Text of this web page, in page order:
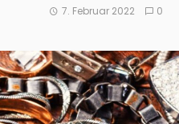
7. Februar 2022 0